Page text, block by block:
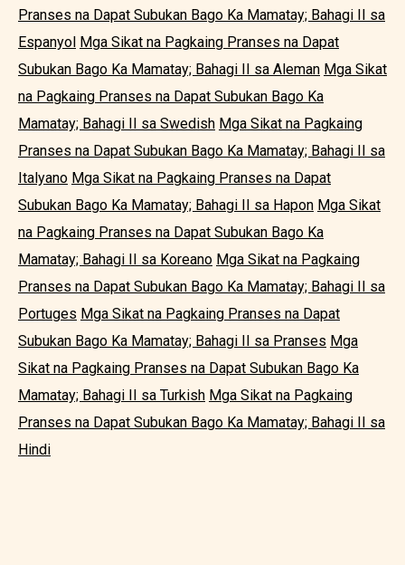
Pranses na Dapat Subukan Bago Ka Mamatay; Bahagi II sa
Espanyol Mga Sikat na Pagkaing Pranses na Dapat
Subukan Bago Ka Mamatay; Bahagi II sa Aleman Mga Sikat
na Pagkaing Pranses na Dapat Subukan Bago Ka
Mamatay; Bahagi II sa Swedish Mga Sikat na Pagkaing
Pranses na Dapat Subukan Bago Ka Mamatay; Bahagi II sa
Italyano Mga Sikat na Pagkaing Pranses na Dapat
Subukan Bago Ka Mamatay; Bahagi II sa Hapon Mga Sikat
na Pagkaing Pranses na Dapat Subukan Bago Ka
Mamatay; Bahagi II sa Koreano Mga Sikat na Pagkaing
Pranses na Dapat Subukan Bago Ka Mamatay; Bahagi II sa
Portuges Mga Sikat na Pagkaing Pranses na Dapat
Subukan Bago Ka Mamatay; Bahagi II sa Pranses Mga
Sikat na Pagkaing Pranses na Dapat Subukan Bago Ka
Mamatay; Bahagi II sa Turkish Mga Sikat na Pagkaing
Pranses na Dapat Subukan Bago Ka Mamatay; Bahagi II sa
Hindi